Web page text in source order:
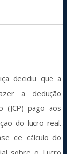
decidiu que a
a dedução
(JCP) pago aos
do lucro real.
de cálculo do
sobre o Lucro